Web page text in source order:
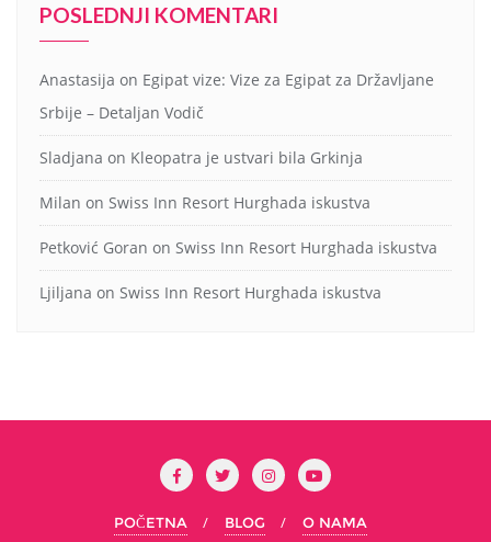
POSLEDNJI KOMENTARI
Anastasija on Egipat vize: Vize za Egipat za Državljane
Srbije – Detaljan Vodič
Sladjana on Kleopatra je ustvari bila Grkinja
Milan on Swiss Inn Resort Hurghada iskustva
Petković Goran on Swiss Inn Resort Hurghada iskustva
Ljiljana on Swiss Inn Resort Hurghada iskustva
POČETNA BLOG O NAMA